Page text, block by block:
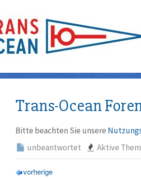
Trans-Ocean
Bitte beachten Sie unsere
unbeantwortet
Aktive
vorherige